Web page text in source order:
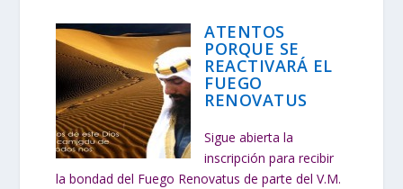
ATENTOS
PORQUE SE
REACTIVARÁ EL
FUEGO
RENOVATUS
Sigue abierta la
inscripción para recibir
la bondad del Fuego Renovatus de parte del V.M.